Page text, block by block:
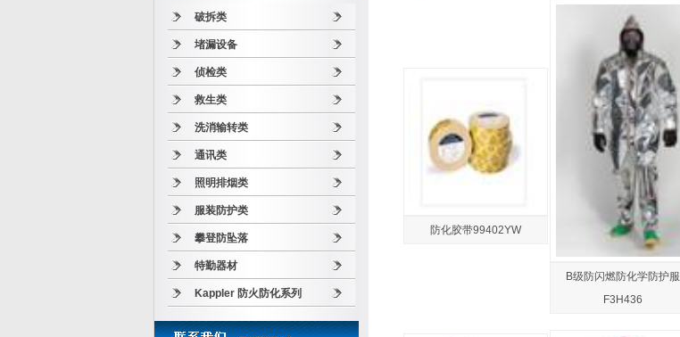
破拆类
堵漏设备
侦检类
救生类
洗消输转类
通讯类
照明排烟类
服装防护类
攀登防坠落
特勤器材
Kappler 防火防化系列
防化胶带99402YW
B级防闪燃防化学防护服
F3H436